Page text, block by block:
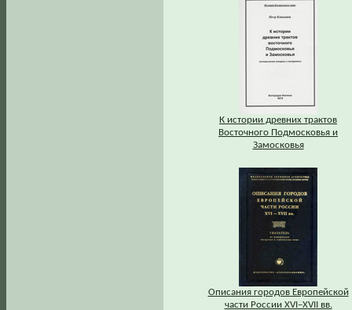
К истории древних трактов
Восточного Подмосковья и
Замосковья
Описания городов Европейской
части России XVI–XVII вв.